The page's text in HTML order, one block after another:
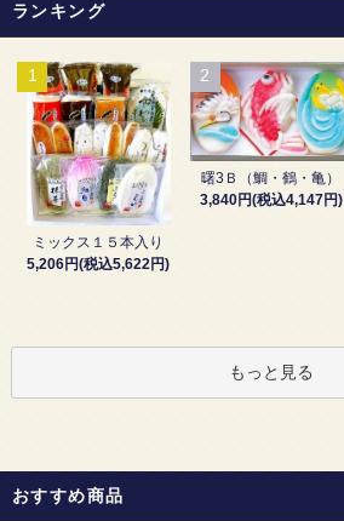
ランキング
1
ミックス１５本入り
5,206円(税込5,622円)
2
曙3Ｂ（鯛・鶴・亀）
3,840円(税込4,147円)
もっと見る
おすすめ商品